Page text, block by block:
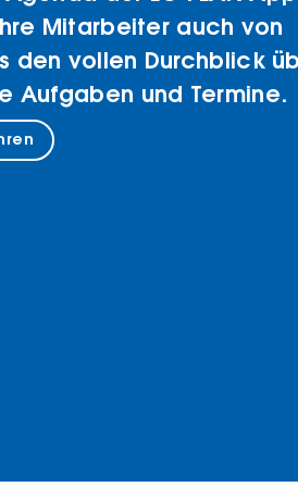
Mitarbeiter auch von
den vollen Durchblick
Aufgaben und Termine.